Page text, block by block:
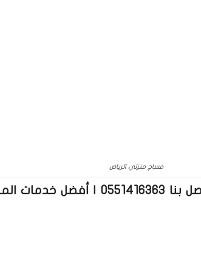
مساج منزلي الرياض
مساج منزلي الرياض اتصل بنا 0551416363 |